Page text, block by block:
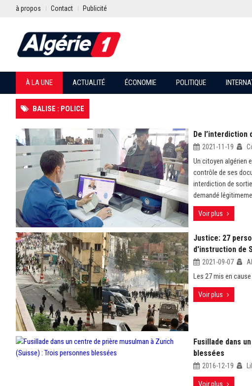
à propos Contact Publicité
À LA UNE ACTUALITÉ ÉCONOMIE POLITIQUE
BALISE : POLICE
De
2021-11-19
Un citoyen algérien
contrôle de ses
interdiction de
demandé
Voir plus
Justice: 27
d'instruction de
2021-09-07
Les 27 mis en
Voir plus
Fusillade dans
blessées
2016-12-19
Voir plus